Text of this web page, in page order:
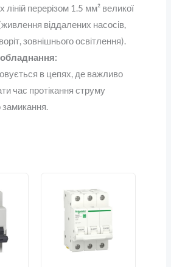
ліній перерізом 1.5 мм² великої
віддалених насосів,
зовнішнього освітлення).
в цепях, де важливо
час протікання струму
замикання.